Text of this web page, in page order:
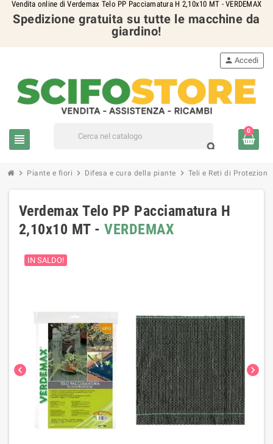
Vendita online di Verdemax Telo PP Pacciamatura H 2,10x10 MT - VERDEMAX
Spedizione gratuita su tutte le macchine da
giardino!
view_headline
search
person Accedi
0
chevron_right Piante e fiori chevron_right Difesa e cura della piante chevron_right Teli e Reti di Protezione
Verdemax Telo PP Pacciamatura H
2,10x10 MT -VERDEMAX
chevron_left chevron_right
IN SALDO!